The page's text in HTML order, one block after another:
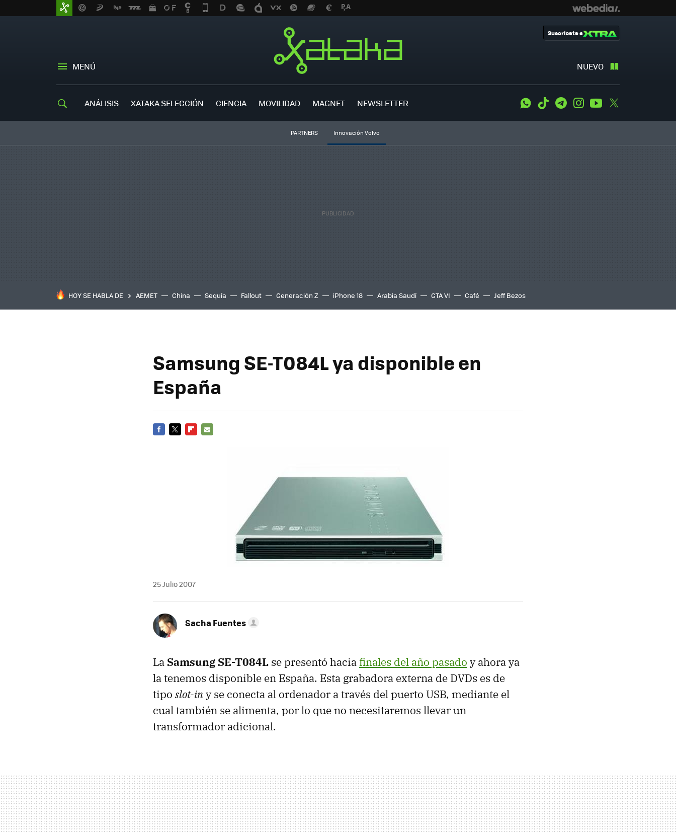
MENÚ NUEVO
Suscríbete a
ANÁLISIS XATAKA SELECCIÓN CIENCIA MOVILIDAD MAGNET NEWSLETTER WhatsApp
Tiktok TelegramInstagramYoutube
PARTNERS Innovación Volvo
HOY SE HABLA DE AEMET China Sequía Fallout Generación Z iPhone 18 Arabia Saudí GTA VI Café Jeff Bezos
Samsung SE-T084L ya disponible en
España
25 Julio 2007
Sacha Fuentes
La Samsung SE-T084L se presentó hacia finales del año pasado y ahora ya
la tenemos disponible en España. Esta grabadora externa de DVDs es de
tipo slot-iny se conecta al ordenador a través del puerto USB, mediante el
cual también se alimenta, por lo que no necesitaremos llevar un
transformador adicional.